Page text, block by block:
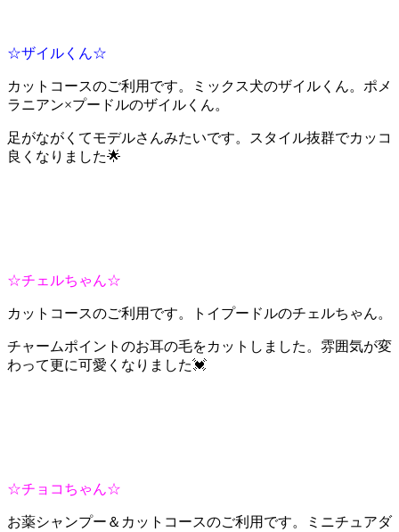
☆ザイルくん☆
カットコースのご利用です。ミックス犬のザイルくん。ポメ
ラニアン×プードルのザイルくん。
足がながくてモデルさんみたいです。スタイル抜群でカッコ
良くなりました🌟
☆チェルちゃん☆
カットコースのご利用です。トイプードルのチェルちゃん。
チャームポイントのお耳の毛をカットしました。雰囲気が変
わって更に可愛くなりました💓
☆チョコちゃん☆
お薬シャンプー＆カットコースのご利用です。ミニチュアダ